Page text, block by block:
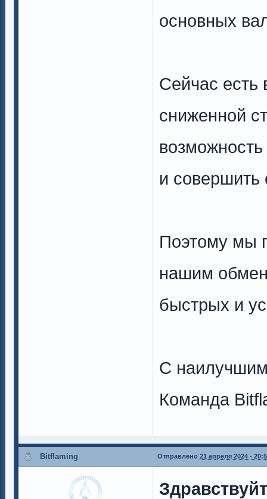
основных
Сейчас есть
сниженной
и
Поэтому мы
нашим
быстрых и
С
Команда
Bitflaming Отправлено 21 апреля 2024 -